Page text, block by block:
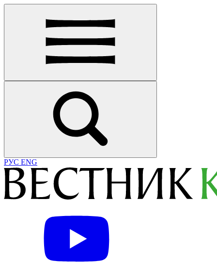
РУС ENG